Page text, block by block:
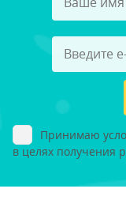
Принимаю
в целях получения